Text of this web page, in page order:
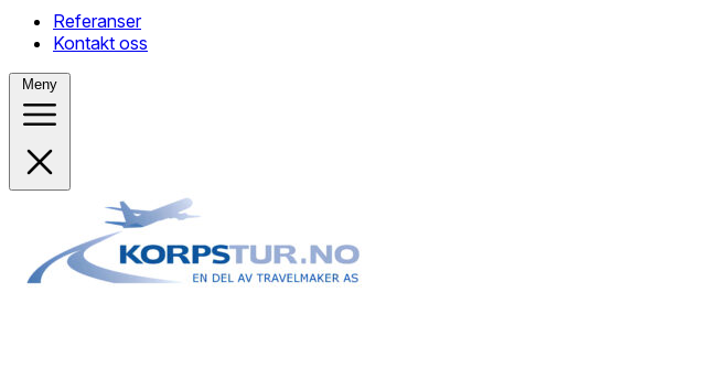
Referanser
Kontakt oss
Meny